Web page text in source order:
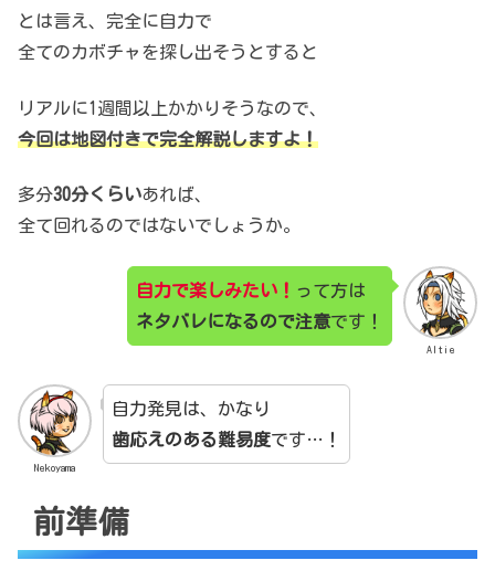
とは言え、完全に自力で
全てのカボチャを探し出そうとすると
リアルに1週間以上かかりそうなので、
今回は地図付きで完全解説しますよ！
多分30分くらいあれば、
全て回れるのではないでしょうか。
Altie
自力で楽しみたい！ って方は
ネタバレになるので注意です！
Nekoyama
自力発見は、かなり
歯応えのある難易度です…！
前準備